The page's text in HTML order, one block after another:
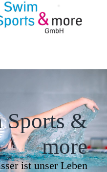
Sports &
more
ist unser Leben